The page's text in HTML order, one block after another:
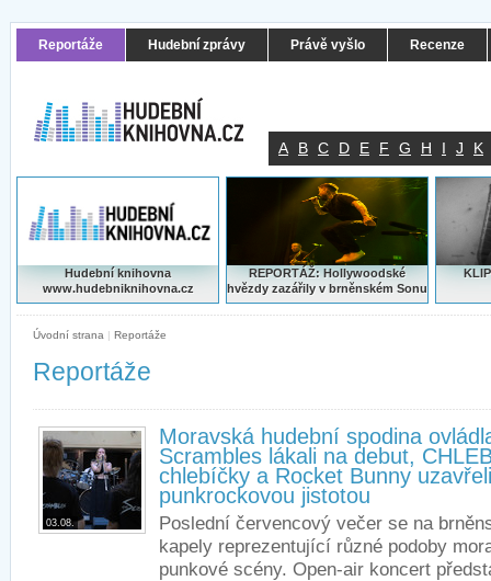
Reportáže Hudební zprávy Právě vyšlo Recenze
A B C D E F G H I J K
Hudební knihovna
www.hudebniknihovna.cz
REPORTÁŽ: Hollywoodské
hvězdy zazářily v brněnském Sonu
Úvodní strana | Reportáže
Reportáže
03.08.
Moravská hudební spodina
Scrambles lákali na debut,
chlebíčky a Rocket Bunny
punkrockovou jistotou
Poslední červencový večer se na
kapely reprezentující různé podoby
punkové scény. Open-air koncert